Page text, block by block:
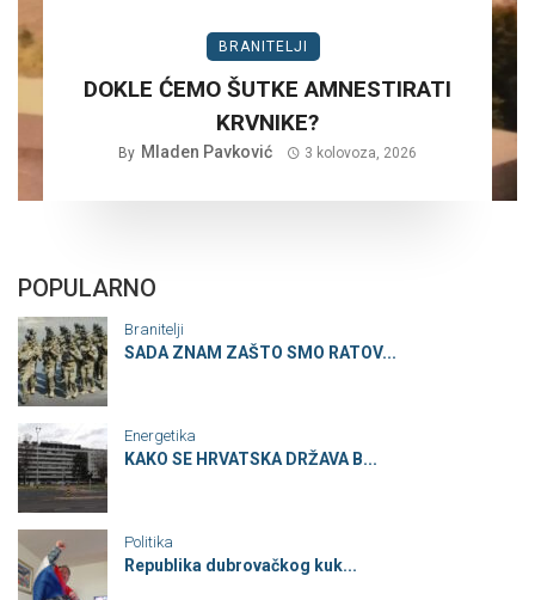
BRANITELJI
DOKLE ĆEMO ŠUTKE AMNESTIRATI
KRVNIKE?
By Mladen Pavković 3 kolovoza, 2026
POPULARNO
Branitelji
SADA ZNAM ZAŠTO SMO RATOV...
Energetika
KAKO SE HRVATSKA DRŽAVA B...
Politika
Republika dubrovačkog kuk...